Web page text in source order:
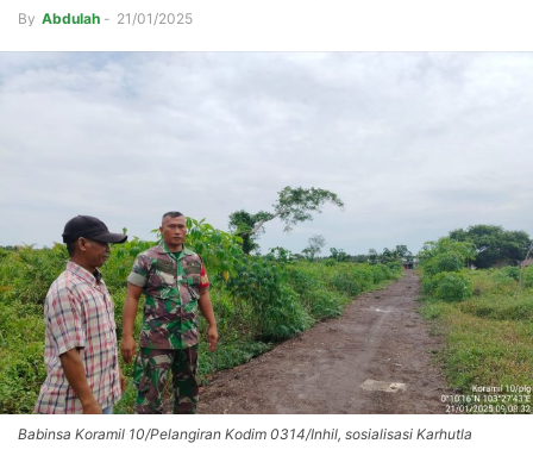
By Abdulah - 21/01/2025
Babinsa Koramil 10/Pelangiran Kodim 0314/Inhil, sosialisasi Karhutla